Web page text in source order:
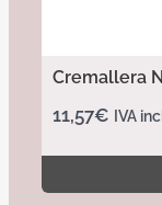
Cremallera
11,57€ IVA